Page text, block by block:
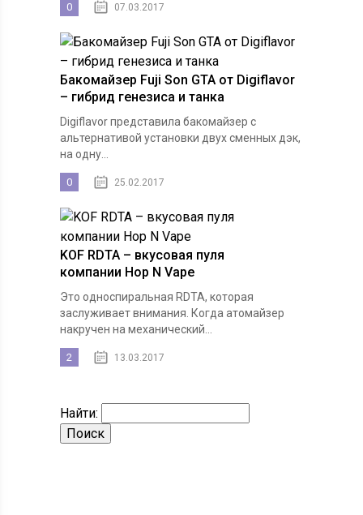
0 07.03.2017
Бакомайзер Fuji Son GTA от Digiflavor
– гибрид генезиса и танка
Digiflavor представила бакомайзер с
альтернативой установки двух сменных дэк,
на одну...
0 25.02.2017
KOF RDTA – вкусовая пуля
компании Hop N Vape
Это односпиральная RDTA, которая
заслуживает внимания. Когда атомайзер
накручен на механический...
2 13.03.2017
Найти: